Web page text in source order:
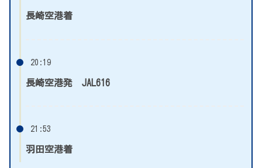
長崎空港着
20:19
長崎空港発 JAL616
21:53
羽田空港着